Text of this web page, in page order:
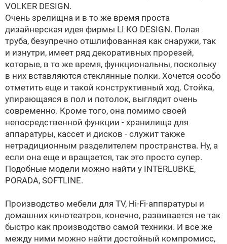
VOLKER DESIGN.
Очень зрелищна и в то же время проста
дизайнерская идея фирмы LI КO DESIGN. Полая
труба, безупречно отшлифованная как снаружи, так
и изнутри, имеет ряд декоративных прорезей,
которые, в то же время, функциональны, поскольку
в них вставляются стеклянные полки. Хочется особо
отметить еще и такой конструктивный ход. Стойка,
упирающаяся в пол и потолок, выглядит очень
современно. Кроме того, она помимо своей
непосредственной функции - хранилища для
аппаратуры, кассет и дисков - служит также
нетрадиционным разделителем пространства. Ну, а
если она еще и вращается, так это просто супер.
Подобные модели можно найти у INTERLUBKE,
PORADA, SOFTLINE.
Производство мебели для TV, Hi-Fi-аппаратуры и
домашних кинотеатров, конечно, развивается не так
быстро как производство самой техники. И все же
между ними можно найти достойный компромисс,